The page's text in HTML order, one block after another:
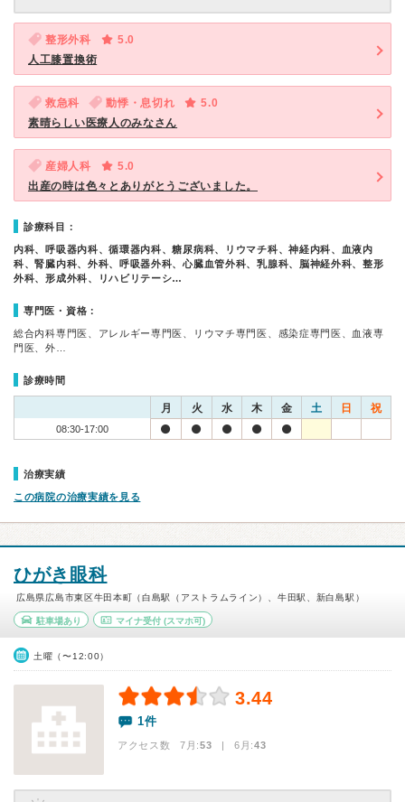
整形外科
5.0
人工膝置換術
救急科 動悸・息切れ
5.0
素晴らしい医療人のみなさん
産婦人科
5.0
出産の時は色々とありがとうございました。
診療科目：
内科、呼吸器内科、循環器内科、糖尿病科、リウマチ科、神経内科、血液内
科、腎臓内科、外科、呼吸器外科、心臓血管外科、乳腺科、脳神経外科、整形
外科、形成外科、リハビリテーシ…
専門医・資格：
総合内科専門医、アレルギー専門医、リウマチ専門医、感染症専門医、血液専
門医、外…
診療時間
月 火 水 木 金 土 日 祝
08:30-17:00
治療実績
この病院の治療実績を見る
ひがき眼科
広島県広島市東区牛田本町（白島駅（アストラムライン）、牛田駅、新白島駅）
駐車場あり マイナ受付(スマホ可)
土曜（〜12:00）
3.44
1件
アクセス数 7月:53 | 6月:43